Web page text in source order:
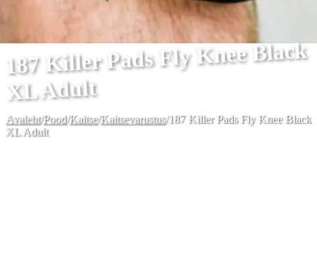
187 Killer Pads Fly Knee Black
XL Adult
Avaleht/Pood/Kaitse/Kaitsevarustus/187 Killer Pads Fly Knee Black
XL Adult